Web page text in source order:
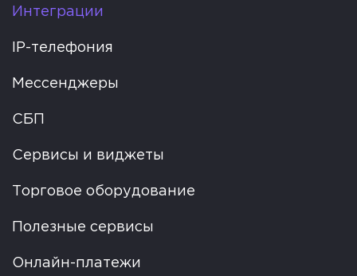
Интеграции
IP-телефония
Мессенджеры
СБП
Сервисы и виджеты
Торговое оборудование
Полезные сервисы
Онлайн-платежи